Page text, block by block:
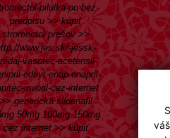
pilulka-po-bez-
predpisu >>kúpiť
stromectol prešov>>
www.jes.sk/-jessk-
vasotec-acetensil-
ednyt-enap-enapril-
invoril-cez-internet
>>generická sildenafil
50mg 100mg 150mg
cez internet>>kúpiť